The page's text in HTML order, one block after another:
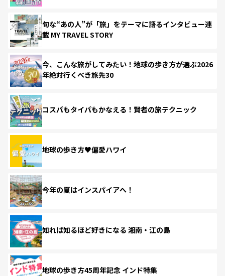
旬な“あの人”が「旅」をテーマに語るインタビュー連
載 MY TRAVEL STORY
今、こんな旅がしてみたい！地球の歩き方が選ぶ2026
年絶対行くべき旅先30
コスパもタイパもかなえる！賢者の旅テクニック
地球の歩き方♥偏愛ハワイ
今年の夏はインスパイアへ！
知れば知るほど好きになる 湘南・江の島
地球の歩き方45周年記念 インド特集